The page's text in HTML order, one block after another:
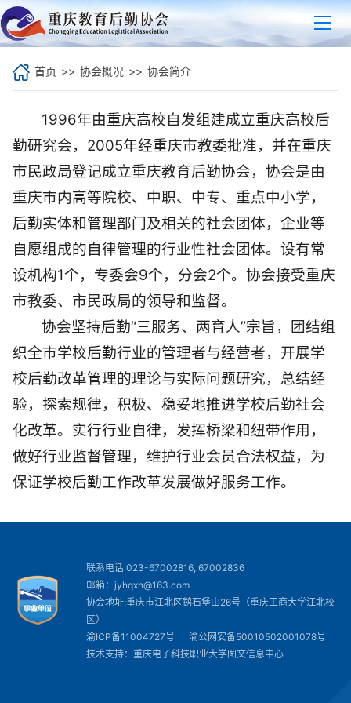
首页 >> 协会概况 >> 协会简介
1996年由重庆高校自发组建成立重庆高校后
勤研究会，2005年经重庆市教委批准，并在重庆
市民政局登记成立重庆教育后勤协会，协会是由
重庆市内高等院校、中职、中专、重点中小学，
后勤实体和管理部门及相关的社会团体，企业等
自愿组成的自律管理的行业性社会团体。设有常
设机构1个，专委会9个，分会2个。协会接受重庆
市教委、市民政局的领导和监督。
协会坚持后勤“三服务、两育人”宗旨，团结组
织全市学校后勤行业的管理者与经营者，开展学
校后勤改革管理的理论与实际问题研究，总结经
验，探索规律，积极、稳妥地推进学校后勤社会
化改革。实行行业自律，发挥桥梁和纽带作用，
做好行业监督管理，维护行业会员合法权益，为
保证学校后勤工作改革发展做好服务工作。
联系电话:023-67002816, 67002836
邮箱：jyhqxh@163.com
协会地址:重庆市江北区鹅石堡山26号（重庆工商大学江北校
区）
渝ICP备11004727号
渝公网安备50010502001078号
技术支持：重庆电子科技职业大学图文信息中心